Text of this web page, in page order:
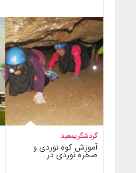
گردشگریمعبد
آموزش کوه نوردی و
صخره نوردی در…